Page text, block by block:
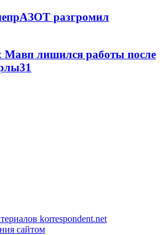
разгромил
Мавп лишился работы после
31
korrespondent.net
сайтом